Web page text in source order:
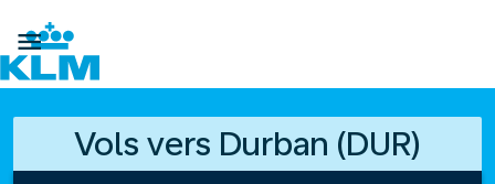

Vols vers Durban (DUR)